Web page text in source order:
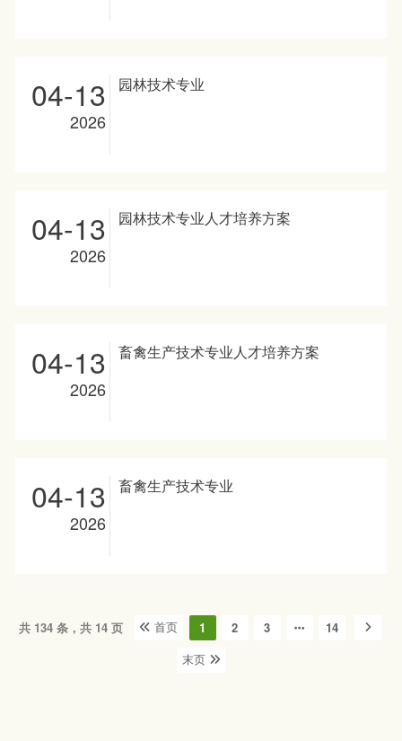
园林技术专业
04-13
2026
园林技术专业人才培养方案
04-13
2026
畜禽生产技术专业人才培养方案
04-13
2026
畜禽生产技术专业
04-13
2026
共 134 条，共 14 页 首页 1 2 3 14
末页